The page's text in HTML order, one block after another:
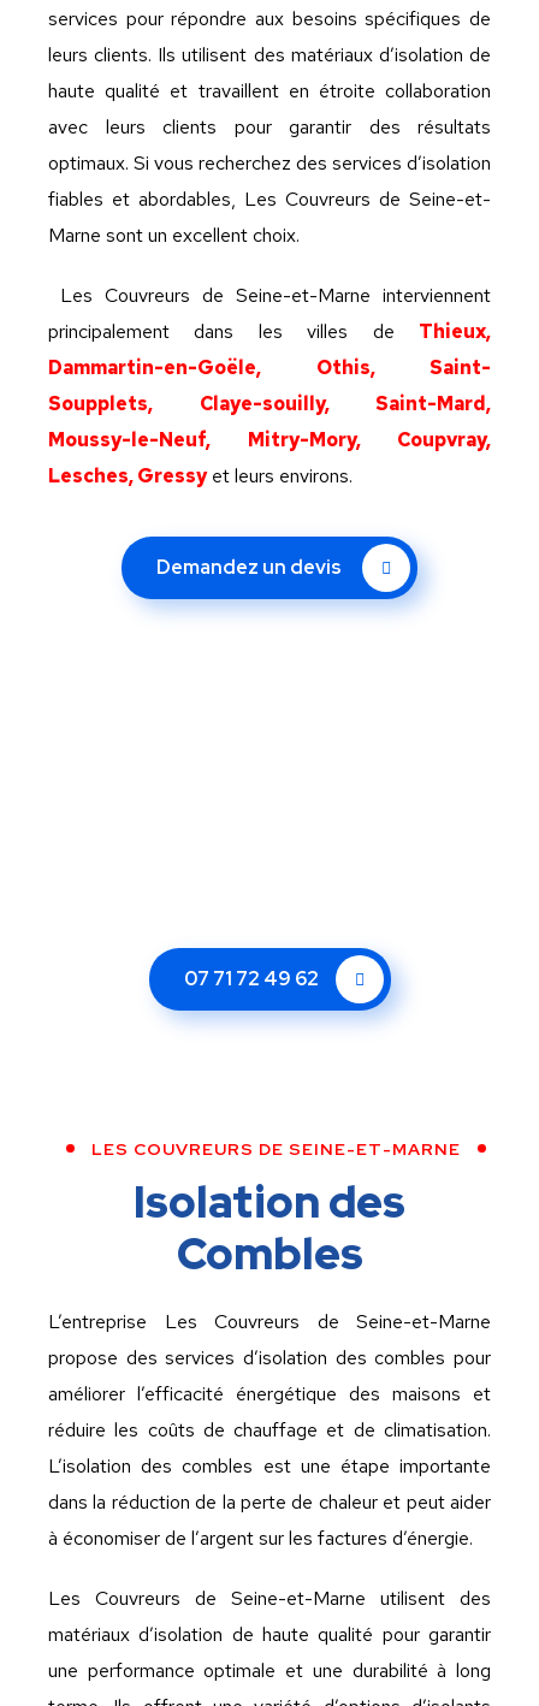
07 71 72 49 62
services pour répondre aux besoins spécifiques de
leurs clients. Ils utilisent des matériaux d’isolation de
haute qualité et travaillent en étroite collaboration
avec leurs clients pour garantir des résultats
optimaux. Si vous recherchez des services d’isolation
fiables et abordables, Les Couvreurs de Seine-et-
Marne sont un excellent choix.
Les Couvreurs de Seine-et-Marne interviennent
principalement dans les villes de Thieux,
Dammartin-en-Goële, Othis, Saint-
Soupplets, Claye-souilly, Saint-Mard,
Moussy-le-Neuf, Mitry-Mory, Coupvray,
Lesches, Gressyet leurs environs.
Demandez un devis
LES COUVREURS DE SEINE-ET-MARNE
Isolation des
Combles
L’entreprise Les Couvreurs de Seine-et-Marne
propose des services d’isolation des combles pour
améliorer l’efficacité énergétique des maisons et
réduire les coûts de chauffage et de climatisation.
L’isolation des combles est une étape importante
dans la réduction de la perte de chaleur et peut aider
à économiser de l’argent sur les factures d’énergie.
Les Couvreurs de Seine-et-Marne utilisent des
matériaux d’isolation de haute qualité pour garantir
une performance optimale et une durabilité à long